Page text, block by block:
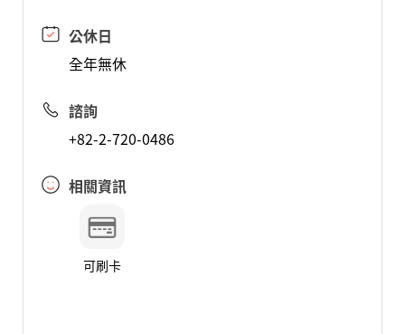
公休日
全年無休
諮詢
+82-2-720-0486
相關資訊
可刷卡